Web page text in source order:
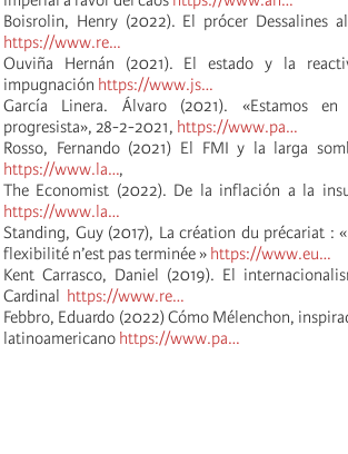
Boisrolin, Henry (2022). El prócer Dessalines
https://www.re…
Ouviña Hernán (2021). El estado y la
impugnación https://www.js…
García Linera. Álvaro (2021). «Estamos
progresista», 28-2-2021, https://www.pa…
Rosso, Fernando (2021) El FMI y la larga
https://www.la…,
The Economist (2022). De la inflación a la
https://www.la…
Standing, Guy (2017), La création du précariat :
flexibilité n’est pas terminée » https://www.eu…
Kent Carrasco, Daniel (2019). El
Cardinal https://www.re…
Febbro, Eduardo (2022) Cómo Mélenchon,
latinoamericano https://www.pa…